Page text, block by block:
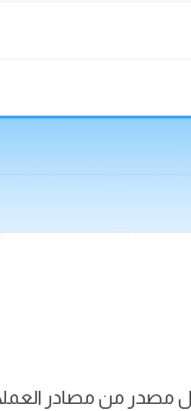
مصدر من مصادر